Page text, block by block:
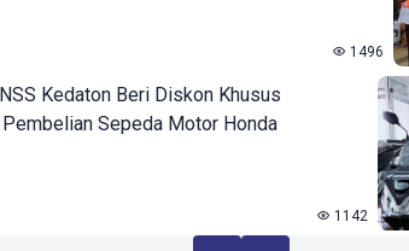
1496
Kedaton Beri Diskon Khusus
Sepeda Motor Honda
1142